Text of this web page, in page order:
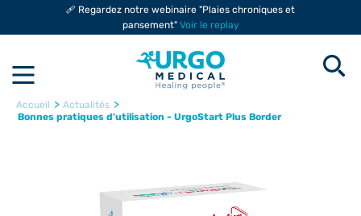
🩹 Regardez notre webinaire "Plaies chroniques et
pansement" Voir le replay
Accueil > Actualités >
Bonnes pratiques d'utilisation - UrgoStart Plus Border